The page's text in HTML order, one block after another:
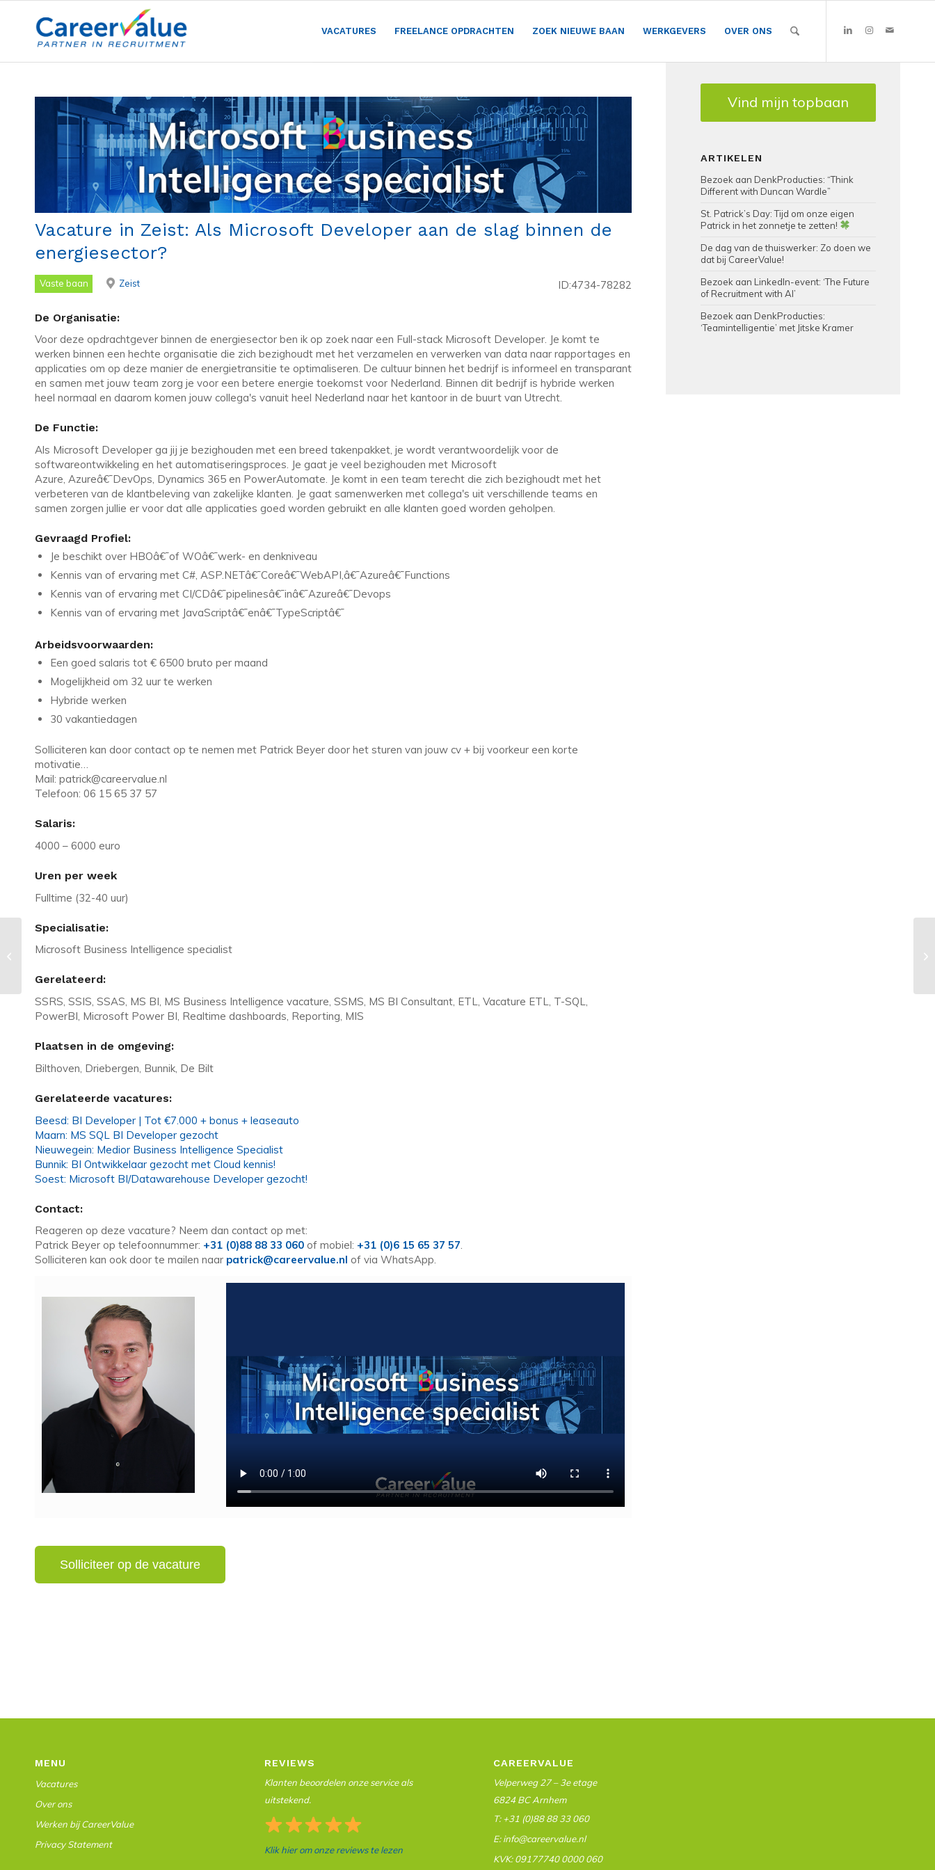
VACATURES FREELANCE OPDRACHTEN ZOEK NIEUWE BAAN WERKGEVERS OVER ONS
Vacature in Zeist: Als Microsoft Developer aan de slag binnen de
energiesector?
Vaste baan Zeist ID:4734-78282
De Organisatie:
Voor deze opdrachtgever binnen de energiesector ben ik op zoek naar een Full-stack Microsoft Developer. Je komt te
werken binnen een hechte organisatie die zich bezighoudt met het verzamelen en verwerken van data naar rapportages en
applicaties om op deze manier de energietransitie te optimaliseren. De cultuur binnen het bedrijf is informeel en transparant
en samen met jouw team zorg je voor een betere energie toekomst voor Nederland. Binnen dit bedrijf is hybride werken
heel normaal en daarom komen jouw collega's vanuit heel Nederland naar het kantoor in de buurt van Utrecht.
De Functie:
Als Microsoft Developer ga jij je bezighouden met een breed takenpakket, je wordt verantwoordelijk voor de
softwareontwikkeling en het automatiseringsproces. Je gaat je veel bezighouden met Microsoft
Azure, Azureâ€¯DevOps, Dynamics 365 en PowerAutomate. Je komt in een team terecht die zich bezighoudt met het
verbeteren van de klantbeleving van zakelijke klanten. Je gaat samenwerken met collega's uit verschillende teams en
samen zorgen jullie er voor dat alle applicaties goed worden gebruikt en alle klanten goed worden geholpen.
Gevraagd Profiel:
Je beschikt over HBOâ€¯of WOâ€¯werk- en denkniveau
Kennis van of ervaring met C#, ASP.NETâ€¯Coreâ€¯WebAPI,â€¯Azureâ€¯Functions
Kennis van of ervaring met CI/CDâ€¯pipelinesâ€¯inâ€¯Azureâ€¯Devops
Kennis van of ervaring met JavaScriptâ€¯enâ€¯TypeScriptâ€¯
Arbeidsvoorwaarden:
Een goed salaris tot € 6500 bruto per maand
Mogelijkheid om 32 uur te werken
Hybride werken
30 vakantiedagen
Solliciteren kan door contact op te nemen met Patrick Beyer door het sturen van jouw cv + bij voorkeur een korte
motivatie…
Mail: patrick@careervalue.nl
Telefoon: 06 15 65 37 57
Salaris:
4000 – 6000 euro
Uren per week
Fulltime (32-40 uur)
Specialisatie:
Microsoft Business Intelligence specialist
Gerelateerd:
SSRS, SSIS, SSAS, MS BI, MS Business Intelligence vacature, SSMS, MS BI Consultant, ETL, Vacature ETL, T-SQL,
PowerBI, Microsoft Power BI, Realtime dashboards, Reporting, MIS
Plaatsen in de omgeving:
Bilthoven, Driebergen, Bunnik, De Bilt
Gerelateerde vacatures:
Beesd: BI Developer | Tot €7.000 + bonus + leaseauto
Maarn: MS SQL BI Developer gezocht
Nieuwegein: Medior Business Intelligence Specialist
Bunnik: BI Ontwikkelaar gezocht met Cloud kennis!
Soest: Microsoft BI/Datawarehouse Developer gezocht!
Contact:
Reageren op deze vacature? Neem dan contact op met:
Patrick Beyer op telefoonnummer: +31 (0)88 88 33 060 of mobiel: +31 (0)6 15 65 37 57.
Solliciteren kan ook door te mailen naar patrick@careervalue.nl of via WhatsApp.
Vind mijn topbaan
ARTIKELEN
Bezoek aan DenkProducties: “Think
Different with Duncan Wardle”
St. Patrick’s Day: Tijd om onze eigen
Patrick in het zonnetje te zetten!
De dag van de thuiswerker: Zo doen we
dat bij CareerValue!
Bezoek aan LinkedIn-event: ‘The Future
of Recruitment with AI’
Bezoek aan DenkProducties:
‘Teamintelligentie’ met Jitske Kramer
MENU
Vacatures
Over ons
Werken bij CareerValue
Privacy Statement
REVIEWS
Klanten beoordelen onze service als
uitstekend.
Klik hier om onze reviews te lezen
CAREERVALUE
Velperweg 27 – 3e etage
6824 BC Arnhem
T: +31 (0)88 88 33 060
E: info@careervalue.nl
KVK: 09177740 0000 060
Administrateur/Controller – tot €
|